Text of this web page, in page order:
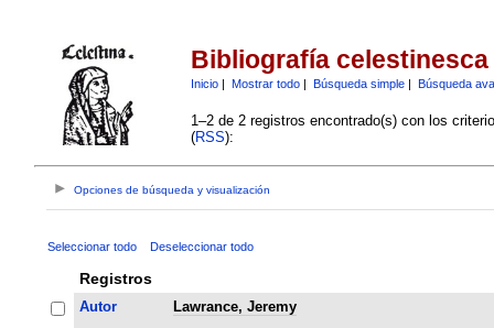
Bibliografía celestinesca
Inicio| Mostrar todo| Búsqueda simple| Búsqueda
1–2 de 2 registros encontrado(s) con los
(RSS):
Opciones de búsqueda y visualización
Seleccionar todo Deseleccionar todo
Registros
Autor
Lawrance, Jeremy